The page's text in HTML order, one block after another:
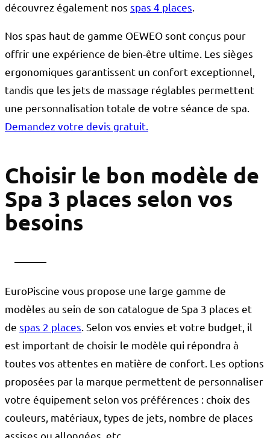
découvrez également nos spas 4 places
Nos spas haut de gamme OEWEO sont conçus pour
offrir une expérience de bien-être ultime. Les sièges
ergonomiques garantissent un confort exceptionnel,
tandis que les jets de massage réglables permettent
une personnalisation totale de votre séance de spa.
Demandez votre devis gratuit.
Choisir le bon modèle de
Spa 3 places selon vos
besoins
EuroPiscine vous propose une large gamme de
modèles au sein de son catalogue de Spa 3 places et
de spas 2 places. Selon vos envies et votre budget, il
est important de choisir le modèle qui répondra à
toutes vos attentes en matière de confort. Les options
proposées par la marque permettent de personnaliser
votre équipement selon vos préférences : choix des
couleurs, matériaux, types de jets, nombre de places